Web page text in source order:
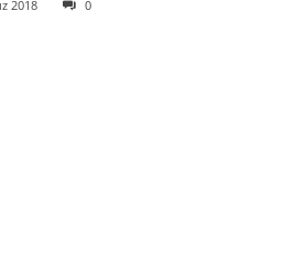
2018 0